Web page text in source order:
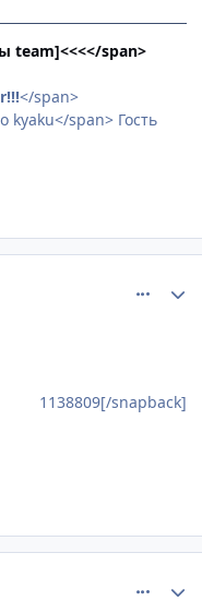
team]<<<</span>
</span>
kyaku</span> Гость
1138809[/snapback]